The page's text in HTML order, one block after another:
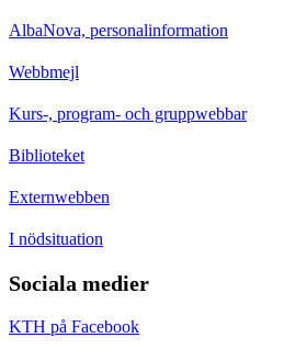
AlbaNova, personalinformation
Webbmejl
Kurs-, program- och gruppwebbar
Biblioteket
Externwebben
I nödsituation
Sociala medier
KTH på Facebook